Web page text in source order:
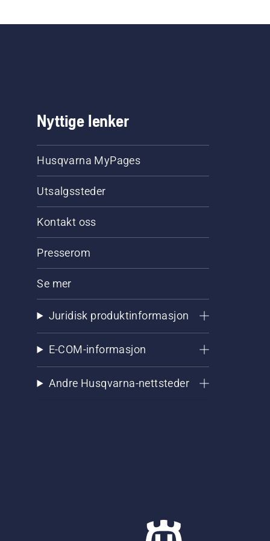
Nyttige lenker
Husqvarna MyPages
Utsalgssteder
Kontakt oss
Presserom
Se mer
Juridisk produktinformasjon
E-COM-informasjon
Andre Husqvarna-nettsteder